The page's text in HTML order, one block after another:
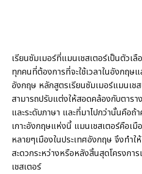
อาชีพ
ร่วมงานกับเรา
เรียนซัมเมอร์ที่แมนเชสเตอร์เป็นตัวเลื
ทุกคนที่ต้องการที่จะใช้เวลาในอังกฤษแ
อังกฤษ หลักสูตรเรียนซัมเมอร์แมนเชส
สามารถปรับแต่งให้สอดคล้องกับตารา
และระดับภาษา และที่มาไปกว่านั้นคือถ้
เกาะอังกฤษแห่งนี้ แมนเชสเตอร์คือเมื
หลายๆเมืองในประเทศอังกฤษ จึงทำใ
สะดวกระหว่างหรือหลังสิ้นสุดโครงกา
เชสเตอร์